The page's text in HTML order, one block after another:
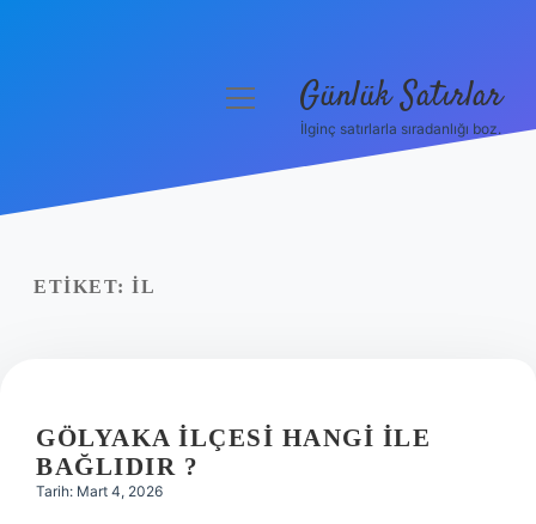
Yasal Uyarı
menüyü Günlük Satırlar
İlginç satırlarla sıradanlığı boz.
ETIKET: IL
GÖLYAKA ILÇESI HANGI ILE
BAĞLIDIR ?
Tarih: Mart 4, 2026